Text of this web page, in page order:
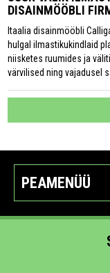
DISAINMÖÖBLI
Itaalia disainmööbli
hulgal ilmastikukindlaid
niisketes ruumides ja
värvilised ning vajadusel
PEAMENÜÜ